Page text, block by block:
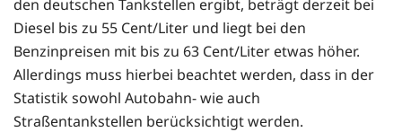
den deutschen Tankstellen ergibt, beträgt derzeit bei
Diesel bis zu 55 Cent/Liter und liegt bei den
Benzinpreisen mit bis zu 63 Cent/Liter etwas höher.
Allerdings muss hierbei beachtet werden, dass in der
Statistik sowohl Autobahn- wie auch
Straßentankstellen berücksichtigt werden.